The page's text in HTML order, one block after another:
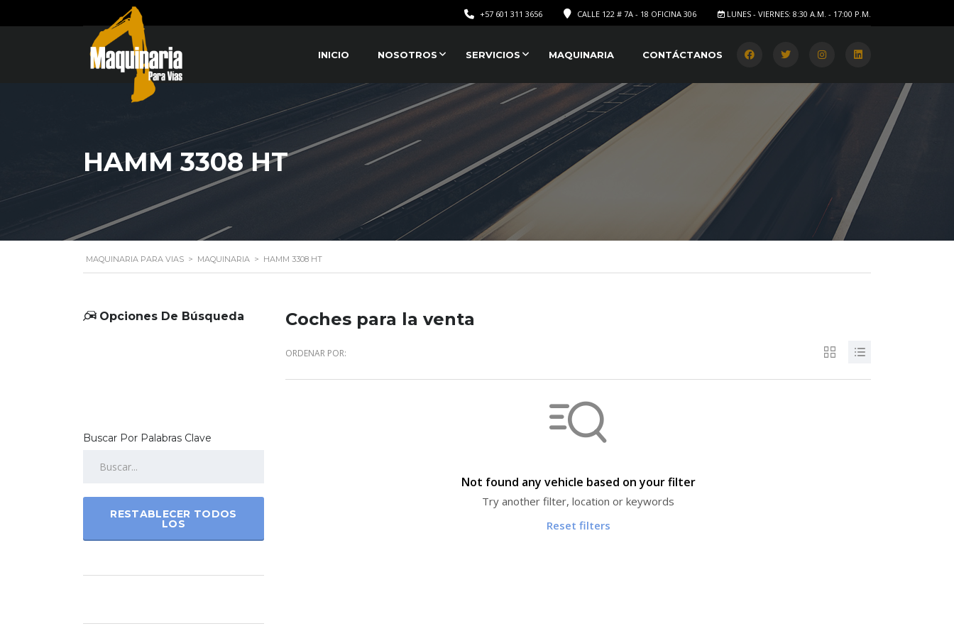
LUNES - VIERNES: 8:30 A.M. - 17:00 P.M.
CALLE 122 # 7A - 18 OFICINA 306
+57 601 311 3656
INICIO NOSOTROS SERVICIOS MAQUINARIA CONTÁCTANOS
HAMM 3308 HT
MAQUINARIA PARA VIAS > MAQUINARIA > HAMM 3308 HT
Opciones De Búsqueda
Buscar Por Palabras Clave
RESTABLECER TODOS
LOS
Coches para la venta
ORDENAR POR:
Not found any vehicle based on your filter
Try another filter, location or keywords
Reset filters